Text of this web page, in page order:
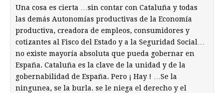
Una cosa es cierta …sin contar con Cataluña y todas
las demás Autonomías productivas de la Economía
productiva, creadora de empleos, consumidores y
cotizantes al Fisco del Estado y a la Seguridad Social…
no existe mayoría absoluta que pueda gobernar en
España. Cataluña es la clave de la unidad y de la
gobernabilidad de España. Pero ¡ Hay ! …Se la
ningunea, se la burla. se le niega el derecho y el